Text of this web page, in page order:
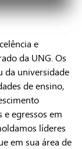
e
da UNG. Os
da universidade
de ensino,
e egressos em
líderes
em sua área de